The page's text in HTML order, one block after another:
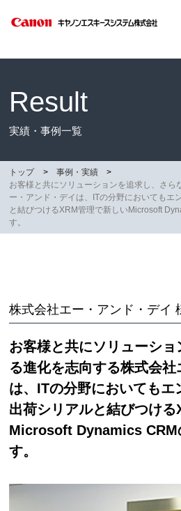
Result
実績・事例一覧
トップ
事例・実績
お客様と共にソリューションを追求し、さら
ー・アンド・デイは、ITの分野においてもエ
と結びつけるXRM管理で新しいMicrosoft
す。
株式会社エー・アンド・デイ
お客様と共にソリューシ
る進化を志向する株式会
は、ITの分野においてもエ
出荷シリアルと結びつけ
Microsoft Dynamics CRM
す。